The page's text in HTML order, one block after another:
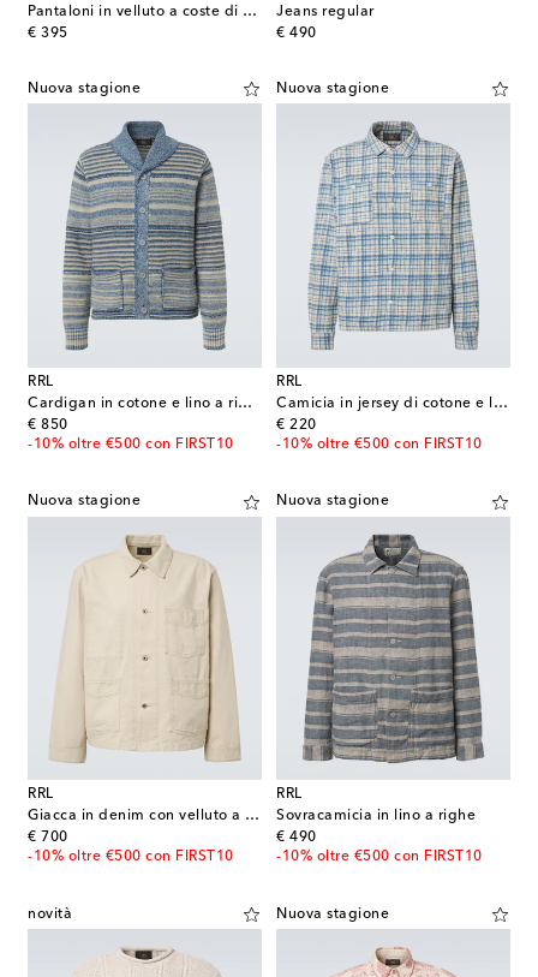
Pantaloni in velluto a coste di cotone
€ 395
original price
Jeans regular
€ 490
original price
Nuova stagione
RRL
Cardigan in cotone e lino a righe
€ 850
original price
-10% oltre €500 con FIRST10
Nuova stagione
RRL
Camicia in jersey di cotone e lino a quadri
€ 220
original price
-10% oltre €500 con FIRST10
Nuova stagione
RRL
Giacca in denim con velluto a coste
€ 700
original price
-10% oltre €500 con FIRST10
Nuova stagione
RRL
Sovracamicia in lino a righe
€ 490
original price
-10% oltre €500 con FIRST10
novità Nuova stagione